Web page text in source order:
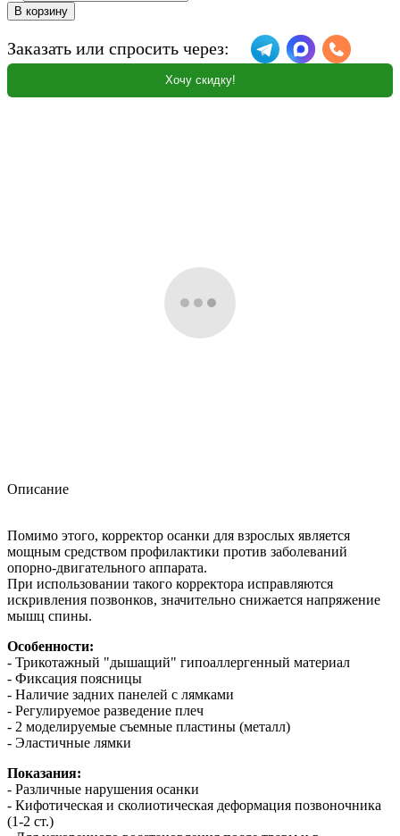
В корзину
Заказать или спросить через:
Хочу скидку!
Описание
Помимо этого, корректор осанки для взрослых является
мощным средством профилактики против заболеваний
опорно-двигательного аппарата.
При использовании такого корректора исправляются
искривления позвонков, значительно снижается напряжение
мышц спины.
Особенности:
- Трикотажный "дышащий" гипоаллергенный материал
- Фиксация поясницы
- Наличие задних панелей с лямками
- Регулируемое разведение плеч
- 2 моделируемые съемные пластины (металл)
- Эластичные лямки
Показания:
- Различные нарушения осанки
- Кифотическая и сколиотическая деформация позвоночника
(1-2 ст.)